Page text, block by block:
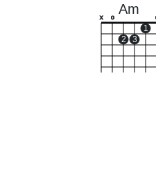
Am
x o
2 3
1